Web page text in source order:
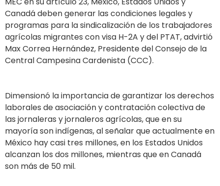
Canadá deben generar las condiciones legales y
programas para la sindicalización de los trabajadores
agrícolas migrantes con visa H-2A y del PTAT, advirtió
Max Correa Hernández, Presidente del Consejo de la
Central Campesina Cardenista (CCC).
Dimensionó la importancia de garantizar los derechos
laborales de asociación y contratación colectiva de
las jornaleras y jornaleros agrícolas, que en su
mayoría son indígenas, al señalar que actualmente en
México hay casi tres millones, en los Estados Unidos
alcanzan los dos millones, mientras que en Canadá
son más de 50 mil.